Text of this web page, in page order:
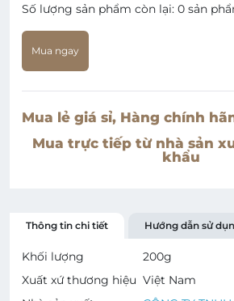
Số lượng sản phẩm còn lại: 0 sản
Mua ngay
Mua lẻ giá sỉ, Hàng chính
Mua trực tiếp từ nhà sản
khẩu
Thông tin chi tiết Hướng dẫn sử
Khối lượng 200g
Xuất xứ thương hiệu Việt Nam